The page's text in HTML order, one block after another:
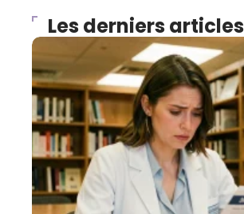
Les derniers articles